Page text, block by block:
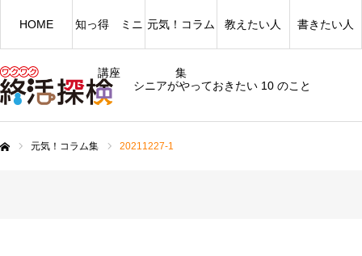
シニアがやっておきたい 10 のこと
HOME 知っ得 ミニ
講座
元気！コラム
集
教えたい人 書きたい人
元気！コラム集 20211227-1